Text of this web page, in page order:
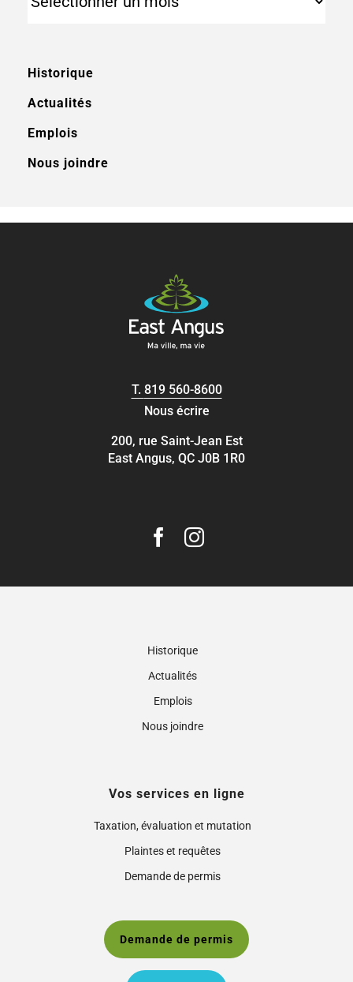
Historique
Actualités
Emplois
Nous joindre
T. 819 560-8600
Nous écrire
200, rue Saint-Jean Est
East Angus, QC J0B 1R0
Historique
Actualités
Emplois
Nous joindre
Vos services en ligne
Taxation, évaluation et mutation
Plaintes et requêtes
Demande de permis
Demande de permis